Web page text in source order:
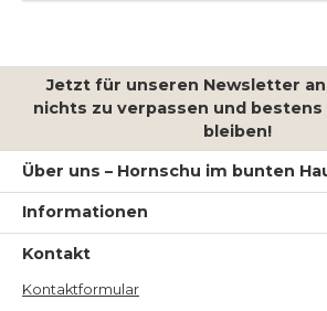
Jetzt für unseren Newsletter
nichts zu verpassen und
bleiben!
Über uns – Hornschu im bunten
Informationen
Kontakt
Kontaktformular